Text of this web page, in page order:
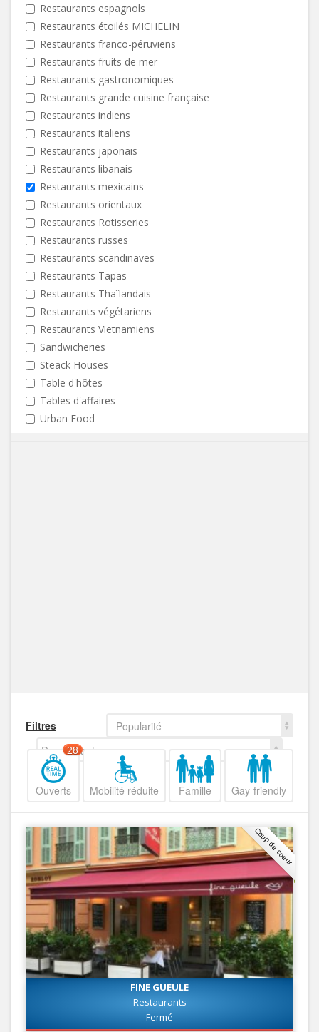
Restaurants espagnols
Restaurants étoilés MICHELIN
Restaurants franco-péruviens
Restaurants fruits de mer
Restaurants gastronomiques
Restaurants grande cuisine française
Restaurants indiens
Restaurants italiens
Restaurants japonais
Restaurants libanais
Restaurants mexicains
Restaurants orientaux
Restaurants Rotisseries
Restaurants russes
Restaurants scandinaves
Restaurants Tapas
Restaurants Thaïlandais
Restaurants végétariens
Restaurants Vietnamiens
Sandwicheries
Steack Houses
Table d'hôtes
Tables d'affaires
Urban Food
Filtres
Popularité
Decroissant
Ouverts
28
Mobilité réduite Famille Gay-friendly
Coup de coeur
FINE GUEULE
Restaurants
Fermé